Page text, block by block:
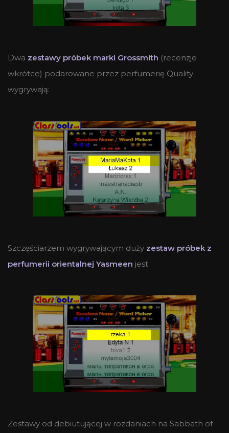
Dwa zestawy próbek marki Grossmith (recenzje
wkrótce) podarowane przez perfumerię Quality
wygrywają:
Szczęściarzem wygrywającym duży zestaw próbek z
perfumerii orientalnej Yasmeen jest:
Zestawy od debiutującej w rozdaniach na Sabbath of